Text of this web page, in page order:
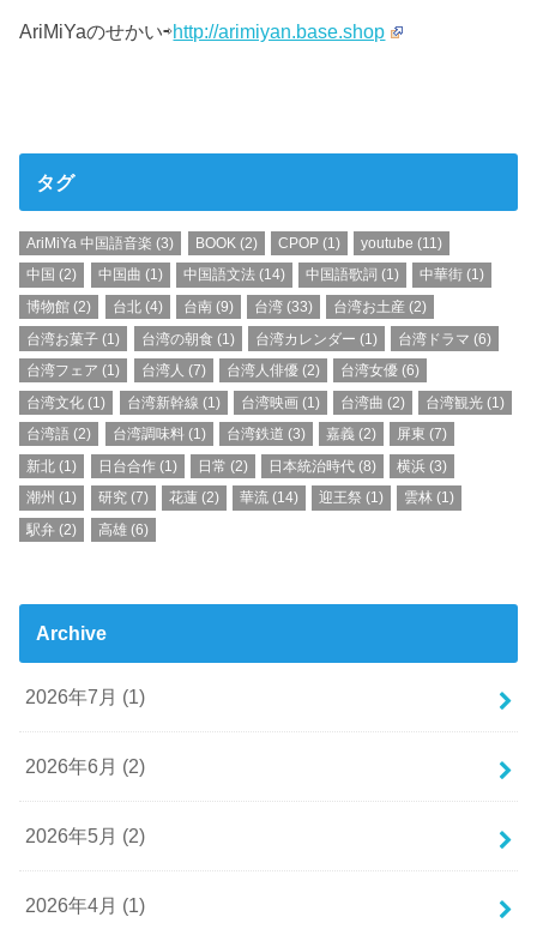
AriMiYaのせかい⇨http://arimiyan.base.shop
タグ
AriMiYa 中国語音楽 (3) BOOK (2) CPOP(1) youtube (11)
中国 (2) 中国曲 (1) 中国語文法 (14) 中国語歌詞 (1) 中華街 (1)
博物館 (2) 台北(4) 台南 (9) 台湾 (33) 台湾お土産 (2)
台湾お菓子 (1) 台湾の朝食 (1) 台湾カレンダー (1) 台湾ドラマ (6)
台湾フェア (1) 台湾人 (7) 台湾人俳優(2) 台湾女優 (6)
台湾文化 (1) 台湾新幹線 (1) 台湾映画(1) 台湾曲 (2) 台湾観光 (1)
台湾語 (2) 台湾調味料 (1) 台湾鉄道 (3) 嘉義 (2) 屏東 (7)
新北 (1) 日台合作 (1) 日常 (2) 日本統治時代 (8) 横浜 (3)
潮州 (1) 研究(7) 花蓮(2) 華流 (14) 迎王祭 (1) 雲林 (1)
駅弁 (2) 高雄(6)
Archive
2026年7月 (1)
2026年6月 (2)
2026年5月 (2)
2026年4月 (1)